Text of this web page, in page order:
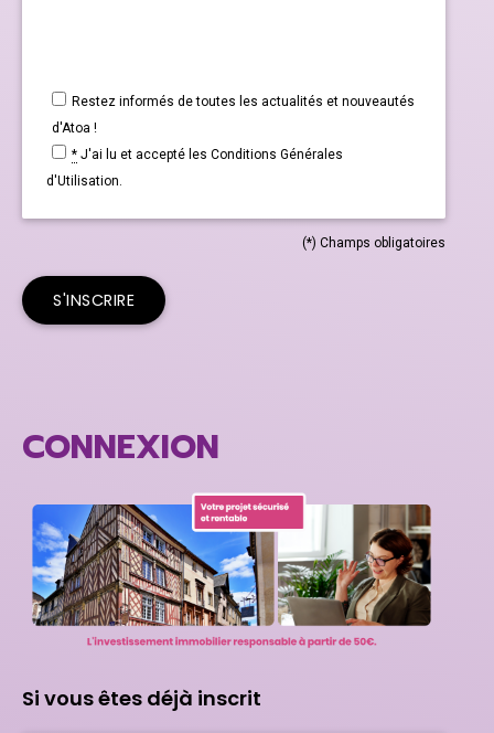
Restez informés de toutes les actualités et nouveautés
d'Atoa !
* J'ai lu et accepté les Conditions Générales
d'Utilisation.
(*) Champs obligatoires
CONNEXION
Si vous êtes déjà inscrit